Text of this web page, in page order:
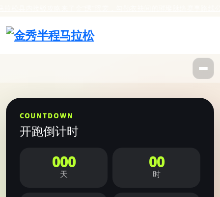
COUNTDOWN
开跑倒计时
000
天
00
时